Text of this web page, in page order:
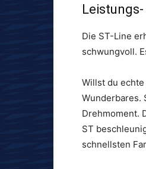
Die ST-Line
schwungvoll.
Willst du
Wunderbares.
Drehmoment.
ST
schnellsten